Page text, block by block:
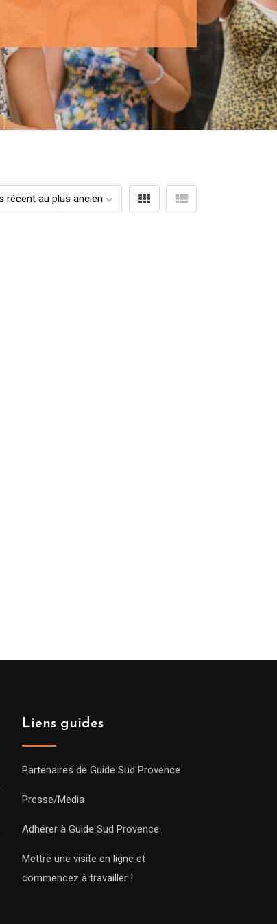
Liens guides
Partenaires de Guide Sud Provence
Presse/Media
Adhérer à Guide Sud Provence
Mettre une visite en ligne et
commencez à travailler !